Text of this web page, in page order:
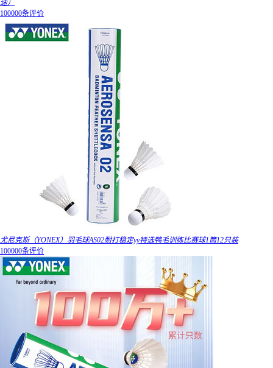
速）
100000条评价
尤尼克斯（YONEX）羽毛球AS02耐打稳定yy特选鸭毛训练比赛球1筒12只装
100000条评价